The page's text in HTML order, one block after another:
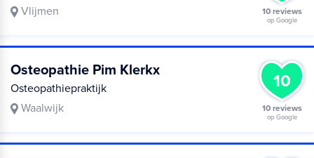
Vlijmen
10 reviews
op Google
Osteopathie Pim Klerkx
Osteopathiepraktijk
Waalwijk
10
10 reviews
op Google